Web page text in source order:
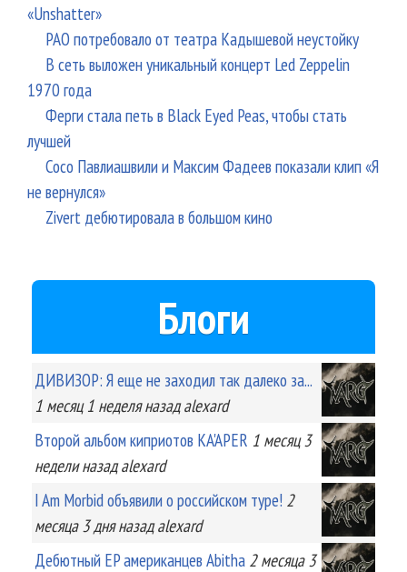
«Unshatter»
РАО потребовало от театра Кадышевой неустойку
В сеть выложен уникальный концерт Led Zeppelin
1970 года
Ферги стала петь в Black Eyed Peas, чтобы стать
лучшей
Сосо Павлиашвили и Максим Фадеев показали клип «Я
не вернулся»
Zivert дебютировала в большом кино
Блоги
ДИВИЗОР: Я еще не заходил так далеко за...
1 месяц 1 неделяназад alexard
Второй альбом киприотов KA'APER 1 месяц 3
неделиназад alexard
I Am Morbid объявили о российском туре! 2
месяца 3 дняназад alexard
Дебютный EP американцев Abitha 2 месяца 3